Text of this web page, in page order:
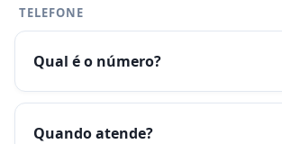
TELEFONE
Qual é o número?
Quando atende?